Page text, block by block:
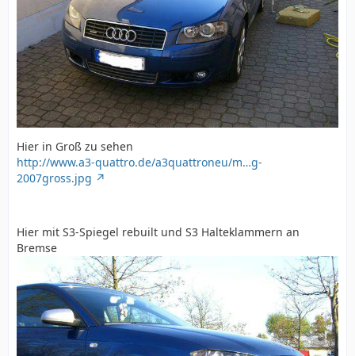
Hier in Groß zu sehen
http://www.a3-quattro.de/a3quattroneu/m…g-
2007gross.jpg
Hier mit S3-Spiegel rebuilt und S3 Halteklammern an
Bremse